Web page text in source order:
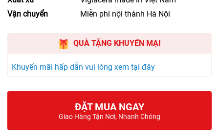
Vận chuyển
Miễn phí nội thành Hà Nội
QUÀ TẶNG KHUYẾN MẠI
Khuyến mãi hấp dẫn vui lòng xem tại đây
ĐẶT MUA NGAY
Giao Hàng Tận Nơi, Nhanh Chóng